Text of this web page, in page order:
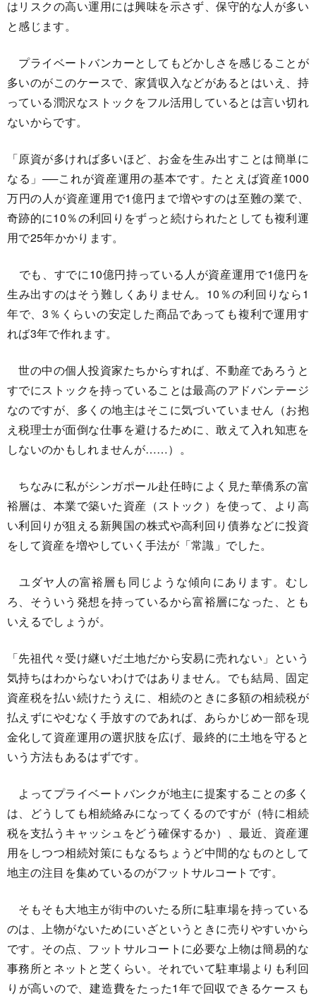
はリスクの高い運用には興味を示さず、保守的な人が多い
と感じます。
プライベートバンカーとしてもどかしさを感じることが
多いのがこのケースで、家賃収入などがあるとはいえ、持
っている潤沢なストックをフル活用しているとは言い切れ
ないからです。
「原資が多ければ多いほど、お金を生み出すことは簡単に
なる」──これが資産運用の基本です。たとえば資産1000
万円の人が資産運用で1億円まで増やすのは至難の業で、
奇跡的に10％の利回りをずっと続けられたとしても複利運
用で25年かかります。
でも、すでに10億円持っている人が資産運用で1億円を
生み出すのはそう難しくありません。10％の利回りなら1
年で、3％くらいの安定した商品であっても複利で運用す
れば3年で作れます。
世の中の個人投資家たちからすれば、不動産であろうと
すでにストックを持っていることは最高のアドバンテージ
なのですが、多くの地主はそこに気づいていません（お抱
え税理士が面倒な仕事を避けるために、敢えて入れ知恵を
しないのかもしれませんが……）。
ちなみに私がシンガポール赴任時によく見た華僑系の富
裕層は、本業で築いた資産（ストック）を使って、より高
い利回りが狙える新興国の株式や高利回り債券などに投資
をして資産を増やしていく手法が「常識」でした。
ユダヤ人の富裕層も同じような傾向にあります。むし
ろ、そういう発想を持っているから富裕層になった、とも
いえるでしょうが。
「先祖代々受け継いだ土地だから安易に売れない」という
気持ちはわからないわけではありません。でも結局、固定
資産税を払い続けたうえに、相続のときに多額の相続税が
払えずにやむなく手放すのであれば、あらかじめ一部を現
金化して資産運用の選択肢を広げ、最終的に土地を守ると
いう方法もあるはずです。
よってプライベートバンクが地主に提案することの多く
は、どうしても相続絡みになってくるのですが（特に相続
税を支払うキャッシュをどう確保するか）、最近、資産運
用をしつつ相続対策にもなるちょうど中間的なものとして
地主の注目を集めているのがフットサルコートです。
そもそも大地主が街中のいたる所に駐車場を持っている
のは、上物がないためにいざというときに売りやすいから
です。その点、フットサルコートに必要な上物は簡易的な
事務所とネットと芝くらい。それでいて駐車場よりも利回
りが高いので、建造費をたった1年で回収できるケースも